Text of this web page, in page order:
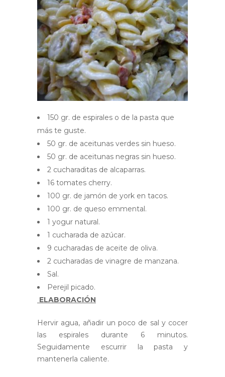
150 gr. de espirales o de la pasta que
más te guste.
50 gr. de aceitunas verdes sin hueso.
50 gr. de aceitunas negras sin hueso.
2 cucharaditas de alcaparras.
16 tomates cherry.
100 gr. de jamón de york en tacos.
100 gr. de queso emmental.
1 yogur natural.
1 cucharada de azúcar.
9 cucharadas de aceite de oliva.
2 cucharadas de vinagre de manzana.
Sal.
Perejil picado.
ELABORACIÓN
Hervir agua, añadir un poco de sal y cocer
las espirales durante 6 minutos.
Seguidamente escurrir la pasta y
mantenerla caliente.